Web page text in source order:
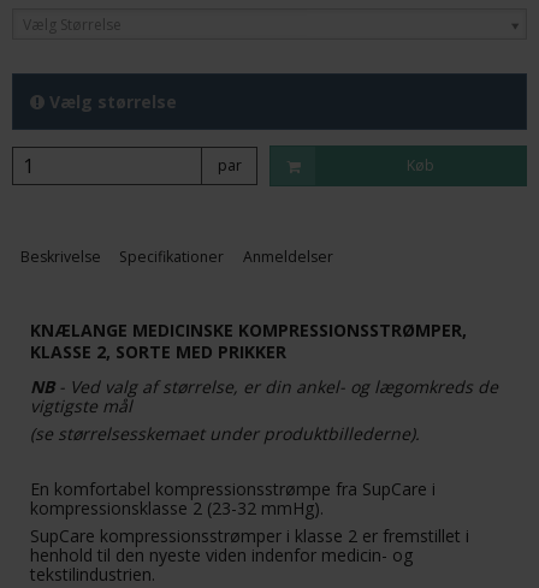
Vælg Størrelse
Vælg størrelse
par Køb
Beskrivelse Specifikationer Anmeldelser
KNÆLANGE MEDICINSKE KOMPRESSIONSSTRØMPER,
KLASSE 2, SORTE MED PRIKKER
NB- Ved valg af størrelse, er din ankel- og lægomkreds de
vigtigste mål
(se størrelsesskemaet under produktbillederne).
En komfortabel kompressionsstrømpe fra SupCare i
kompressionsklasse 2 (23-32 mmHg).
SupCare kompressionsstrømper i klasse 2 er fremstillet i
henhold til den nyeste viden indenfor medicin- og
tekstilindustrien.